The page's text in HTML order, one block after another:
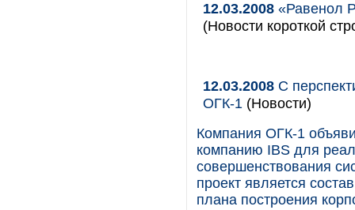
12.03.2008 «Равенол
(Новости короткой
12.03.2008 С
ОГК-1 (Новости)
Компания ОГК-1
компанию IBS для
совершенствования
проект является
плана построения